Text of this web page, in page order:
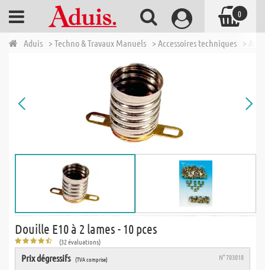
Aduis > Techno & Travaux Manuels > Accessoires techniques >
Douille E10 à 2 lames - 10 pces
(32 évaluations)
Prix dégressifs (TVA comprise) N° 703018
0